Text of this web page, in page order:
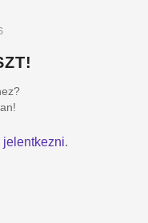
jelentkezni.